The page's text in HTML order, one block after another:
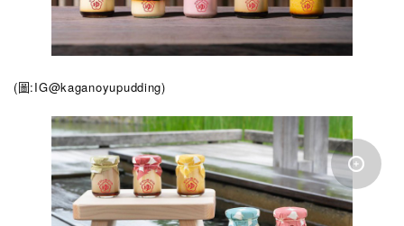
(圖:IG@kaganoyupudding)